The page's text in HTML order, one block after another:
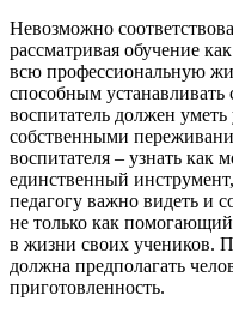
Невозможно
рассматривая обучение
всю профессиональную
способным
воспитатель должен уметь
собственными
воспитателя – узнать как
единственный
педагогу важно видеть и
не только как
в жизни своих учеников.
должна предполагать
приготовленность.